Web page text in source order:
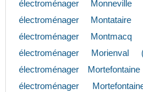
électroménager Monneville
électroménager Montataire
électroménager Montmacq
électroménager Morienval
électroménager
électroménager